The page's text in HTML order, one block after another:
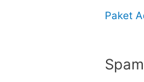
Paket